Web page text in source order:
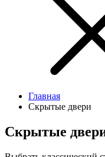
Главная
Скрытые двери
Скрытые